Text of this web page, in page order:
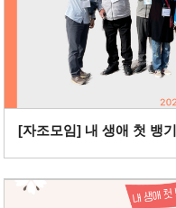
[자조모임] 내 생애 첫 뱅